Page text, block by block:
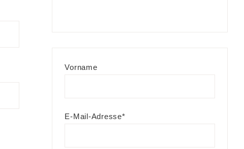
Vorname
E-Mail-Adresse*